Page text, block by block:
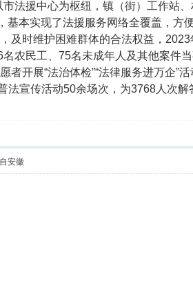
市法援中心为枢纽，镇（街）工作站
基本实现了法援服务网络全覆盖，
及时维护困难群体的合法权益，
农民工、75名未成年人及其他案件
者开展“法治体检”“法律服务进万企”
法宣传活动50余场次，为3768人次
安徽